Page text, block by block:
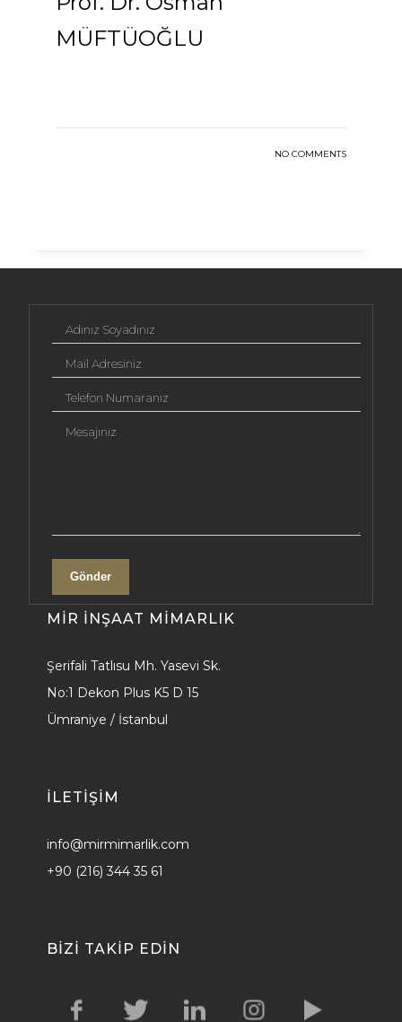
MÜFTÜOĞLU
NO COMMENTS
Adınız Soyadınız
Mail Adresiniz
Telefon Numaranız
Mesajınız
Gönder
MIR İNŞAAT MIMARLIK
Şerifali Tatlısu Mh. Yasevi Sk.
No:1 Dekon Plus K5 D 15
Ümraniye / İstanbul
ILETİŞİM
info@mirmimarlik.com
+90 (216) 344 35 61
BIZI TAKIP EDIN